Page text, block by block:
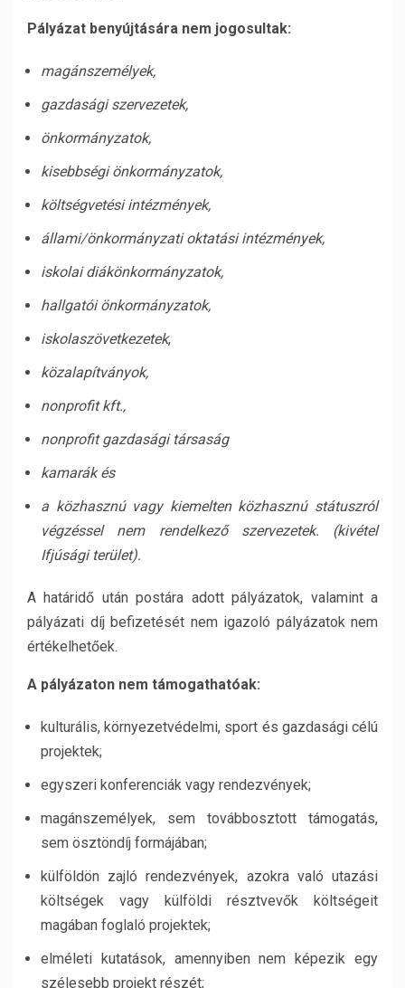
Pályázat benyújtására nem jogosultak:
magánszemélyek,
gazdasági szervezetek,
önkormányzatok,
kisebbségi önkormányzatok,
költségvetési intézmények,
állami/önkormányzati oktatási intézmények,
iskolai diákönkormányzatok,
hallgatói önkormányzatok,
iskolaszövetkezetek,
közalapítványok,
nonprofit kft.,
nonprofit gazdasági társaság
kamarák és
a közhasznú vagy kiemelten közhasznú státuszról
végzéssel nem rendelkező szervezetek. (kivétel
Ifjúsági terület).
A határidő után postára adott pályázatok, valamint a
pályázati díj befizetését nem igazoló pályázatok nem
értékelhetőek.
A pályázaton nem támogathatóak:
kulturális, környezetvédelmi, sport és gazdasági célú
projektek;
egyszeri konferenciák vagy rendezvények;
magánszemélyek, sem továbbosztott támogatás,
sem ösztöndíj formájában;
külföldön zajló rendezvények, azokra való utazási
költségek vagy külföldi résztvevők költségeit
magában foglaló projektek;
elméleti kutatások, amennyiben nem képezik egy
szélesebb projekt részét;